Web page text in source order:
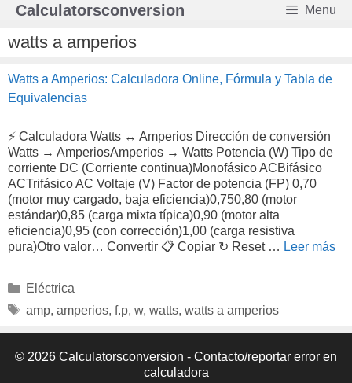
Saltar
contenido
Calculatorsconversion Menu
watts a amperios
Watts a Amperios: Calculadora Online, Fórmula y Tabla de
Equivalencias
⚡ Calculadora Watts ↔ Amperios Dirección de conversión
Watts → AmperiosAmperios → Watts Potencia (W) Tipo de
corriente DC (Corriente continua)Monofásico ACBifásico
ACTrifásico AC Voltaje (V) Factor de potencia (FP) 0,70
(motor muy cargado, baja eficiencia)0,750,80 (motor
estándar)0,85 (carga mixta típica)0,90 (motor alta
eficiencia)0,95 (con corrección)1,00 (carga resistiva
pura)Otro valor… Convertir 📋 Copiar ↻ Reset … Leer más
Categorías
Eléctrica
Etiquetas
amp, amperios, f.p, w, watts, watts a amperios
© 2026 Calculatorsconversion - Contacto/reportar error en
calculadora